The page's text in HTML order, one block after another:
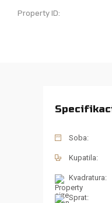
Property ID:
Soba:
Kupatila:
Kvadratura:
Sprat: